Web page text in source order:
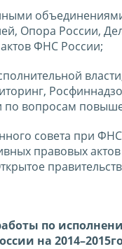
Опора России,
ФНС России;
власти,
вопросам
совета при ФНС
правовых
по
на